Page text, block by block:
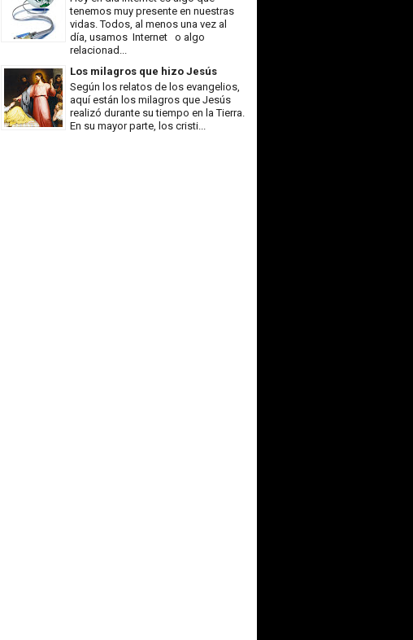
tenemos muy presente en nuestras
vidas. Todos, al menos una vez al
día, usamos Internet o algo
relacionad...
Los milagros que hizo Jesús
Según los relatos de los evangelios,
aquí están los milagros que Jesús
realizó durante su tiempo en la Tierra.
En su mayor parte, los cristi...